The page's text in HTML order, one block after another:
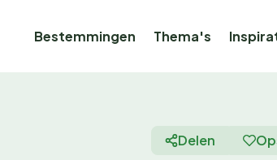
Bestemmingen Thema's
Delen